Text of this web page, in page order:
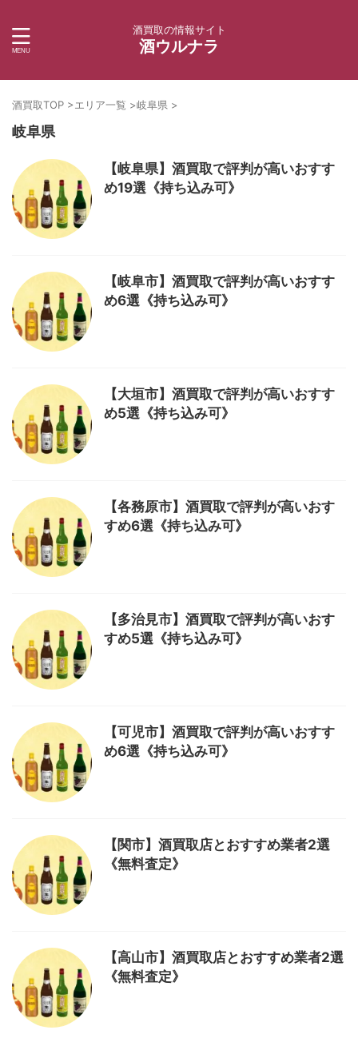
酒買取の情報サイト
酒ウルナラ
酒買取TOP >エリア一覧 >岐阜県 >
岐阜県
【岐阜県】酒買取で評判が高いおすす
め19選《持ち込み可》
【岐阜市】酒買取で評判が高いおすす
め6選《持ち込み可》
【大垣市】酒買取で評判が高いおすす
め5選《持ち込み可》
【各務原市】酒買取で評判が高いおす
すめ6選《持ち込み可》
【多治見市】酒買取で評判が高いおす
すめ5選《持ち込み可》
【可児市】酒買取で評判が高いおすす
め6選《持ち込み可》
【関市】酒買取店とおすすめ業者2選
《無料査定》
【高山市】酒買取店とおすすめ業者2選
《無料査定》